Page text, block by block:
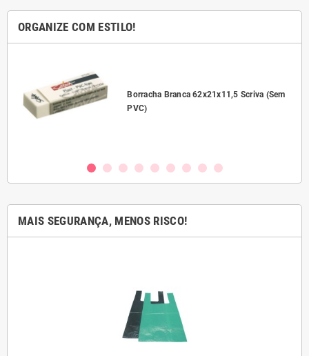
ORGANIZE COM ESTILO!
Borracha Branca 62x21x11,5 Scriva (Sem
PVC)
MAIS SEGURANÇA, MENOS RISCO!